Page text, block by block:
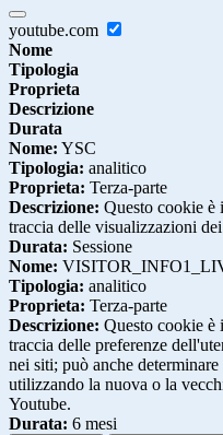
youtube.com
Nome
Tipologia
Proprieta
Descrizione
Durata
Nome: YSC
Tipologia: analitico
Proprieta: Terza-parte
Descrizione: Questo cookie è
traccia delle visualizzazioni
Durata: Sessione
Nome:
Tipologia: analitico
Proprieta: Terza-parte
Descrizione: Questo cookie è
traccia delle preferenze
nei siti; può anche
utilizzando la nuova o la
Youtube.
Durata: 6 mesi